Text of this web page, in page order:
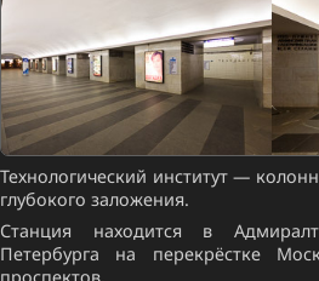
Технологический институт —
глубокого заложения.
Станция находится в
Петербурга на перекрёстке